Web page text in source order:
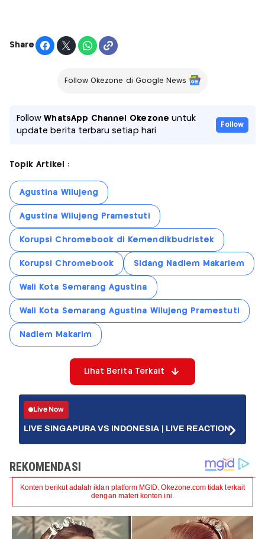
Share
Follow Okezone di Google News
FollowWhatsApp Channel Okezone untuk
update berita terbaru setiap hari
Follow
Topik Artikel :
Agustina Wilujeng
Agustina Wilujeng Pramestuti
Korupsi Chromebook di Kemendikbudristek
Korupsi Chromebook Sidang Nadiem Makariem
Wali Kota Semarang Agustina
Wali Kota Semarang Agustina Wilujeng Pramestuti
Nadiem Makarim
Lihat Berita Terkait
Live Now
LIVE SINGAPURA VS INDONESIA | LIVE REACTION